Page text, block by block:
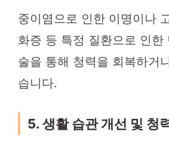
중이염으로 인한 이명이나
화증 등 특정 질환으로 인한
술을 통해 청력을 회복하거
습니다.
5. 생활 습관 개선 및 청